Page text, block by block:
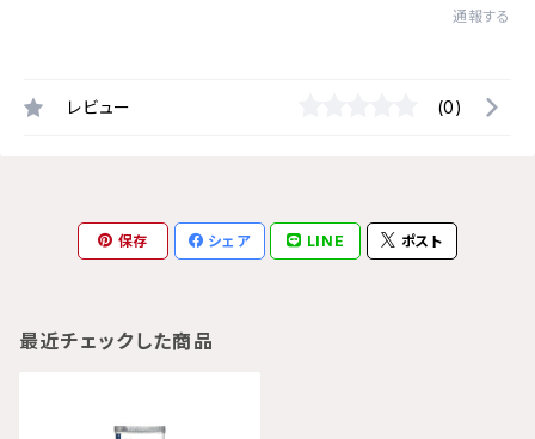
通報する
レビュー (0)
保存 シェア LINE ポスト
最近チェックした商品